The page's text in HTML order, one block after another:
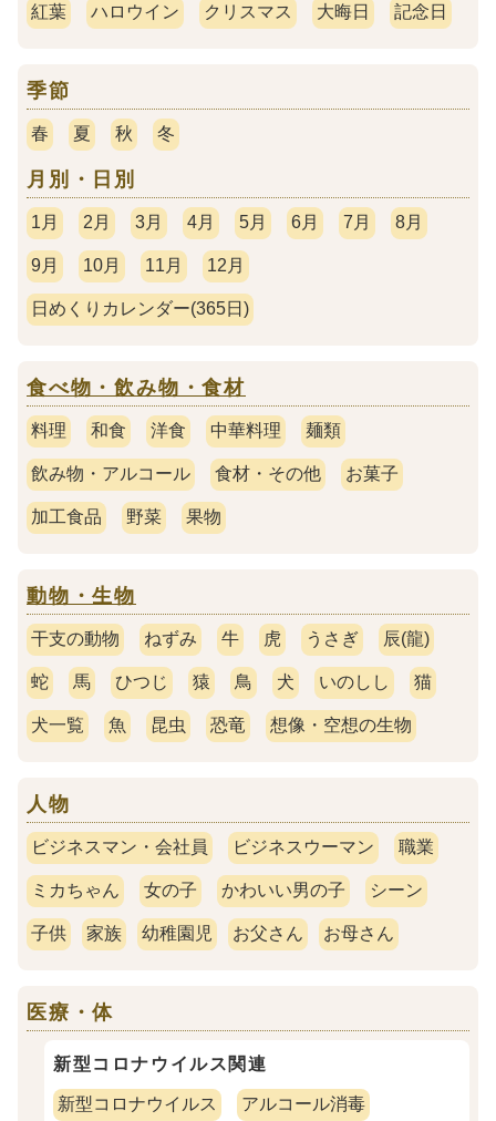
紅葉 ハロウイン クリスマス 大晦日 記念日
季節
春 夏 秋 冬
月別・日別
1月 2月 3月 4月 5月 6月 7月 8月
9月 10月 11月 12月
日めくりカレンダー(365日)
食べ物・飲み物・食材
料理 和食 洋食 中華料理 麺類
飲み物・アルコール 食材・その他 お菓子
加工食品 野菜 果物
動物・生物
干支の動物 ねずみ 牛 虎 うさぎ 辰(龍)
蛇 馬 ひつじ 猿 鳥 犬 いのしし 猫
犬一覧 魚 昆虫 恐竜 想像・空想の生物
人物
ビジネスマン・会社員 ビジネスウーマン 職業
ミカちゃん 女の子 かわいい男の子 シーン
子供 家族 幼稚園児 お父さん お母さん
医療・体
新型コロナウイルス関連
新型コロナウイルス アルコール消毒